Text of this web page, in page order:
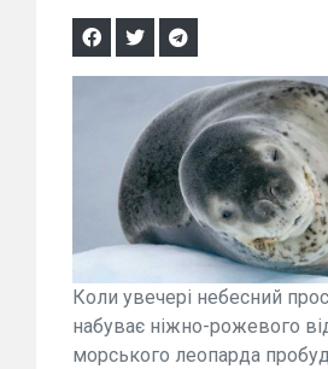
Коли увечері небесний
набуває ніжно-рожевого
морського леопарда